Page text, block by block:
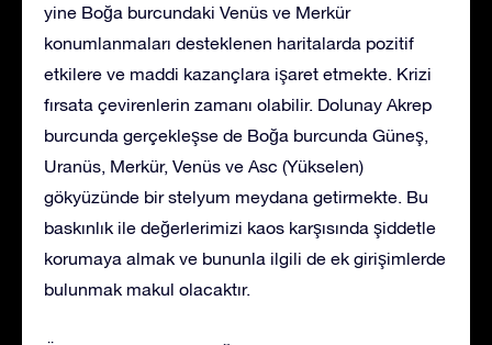
yine Boğa burcundaki Venüs ve Merkür
konumlanmaları desteklenen haritalarda pozitif
etkilere ve maddi kazançlara işaret etmekte. Krizi
fırsata çevirenlerin zamanı olabilir. Dolunay Akrep
burcunda gerçekleşse de Boğa burcunda Güneş,
Uranüs, Merkür, Venüs ve Asc (Yükselen)
gökyüzünde bir stelyum meydana getirmekte. Bu
baskınlık ile değerlerimizi kaos karşısında şiddetle
korumaya almak ve bununla ilgili de ek girişimlerde
bulunmak makul olacaktır.